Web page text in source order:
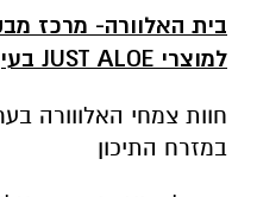
בית האלוורה- מרכז
למוצרי JUST ALOE
חוות צמחי האלווורה
במזרח התיכון